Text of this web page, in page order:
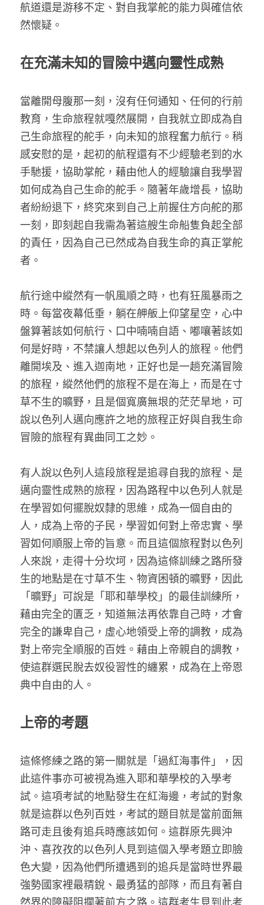
航道還是游移不定、對自我掌舵的能力與確信依
然懷疑。
在充滿未知的冒險中邁向靈性成熟
當離開母腹那一刻，沒有任何通知、任何的行前
教育，生命旅程就嘎然展開，自我就立即成為自
己生命旅程的舵手，向未知的旅程奮力航行。稍
感安慰的是，起初的航程還有不少經驗老到的水
手馳援，協助掌舵，藉由他人的經驗讓自我學習
如何成為自己生命的舵手。隨著年歲增長，協助
者紛紛退下，終究來到自己上前握住方向舵的那
一刻，即刻起自我需為著這艘生命船隻負起全部
的責任，因為自己已然成為自我生命的真正掌舵
者。
航行途中縱然有一帆風順之時，也有狂風暴雨之
時。每當夜幕低垂，躺在舺舨上仰望星空，心中
盤算著該如何航行、口中喃喃自語、嘟嚷著該如
何是好時，不禁讓人想起以色列人的旅程。他們
離開埃及、進入迦南地，正好也是一趟充滿冒險
的旅程，縱然他們的旅程不是在海上，而是在寸
草不生的曠野，且是個寬廣無垠的茫茫旱地，可
說以色列人邁向應許之地的旅程正好與自我生命
冒險的旅程有異曲同工之妙。
有人說以色列人這段旅程是追尋自我的旅程、是
邁向靈性成熟的旅程，因為路程中以色列人就是
在學習如何擺脫奴隸的思維，成為一個自由的
人，成為上帝的子民，學習如何對上帝忠實、學
習如何順服上帝的旨意。而且這個旅程對以色列
人來說，走得十分坎坷，因為這條訓練之路所發
生的地點是在寸草不生、物資困頓的曠野，因此
「曠野」可說是「耶和華學校」的最佳訓練所，
藉由完全的匱乏，知道無法再依靠自己時，才會
完全的謙卑自己，虛心地領受上帝的調教，成為
對上帝完全順服的百姓。藉由上帝親自的調教，
使這群選民脫去奴役習性的纏累，成為在上帝恩
典中自由的人。
上帝的考題
這條修練之路的第一關就是「過紅海事件」，因
此這件事亦可被視為進入耶和華學校的入學考
試。這項考試的地點發生在紅海邊，考試的對象
就是這群以色列百姓，考試的題目就是當前面無
路可走且後有追兵時應該如何。這群原先興沖
沖、喜孜孜的以色列人見到這個入學考題立即臉
色大變，因為他們所遭遇到的追兵是當時世界最
強勢國家裡最精銳、最勇猛的部隊，而且有著自
然界的障礙阻攔著前方之路。這群考生見到此考